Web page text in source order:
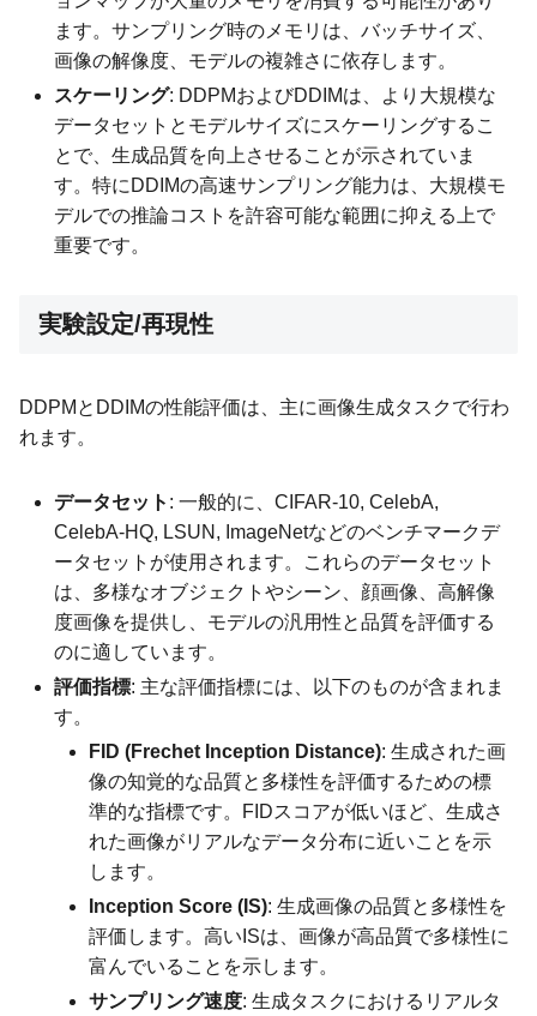
ます。サンプリング時のメモリは、バッチサイズ、
画像の解像度、モデルの複雑さに依存します。
スケーリング: DDPMおよびDDIMは、より大規模な
データセットとモデルサイズにスケーリングするこ
とで、生成品質を向上させることが示されていま
す。特にDDIMの高速サンプリング能力は、大規模モ
デルでの推論コストを許容可能な範囲に抑える上で
重要です。
実験設定/再現性
DDPMとDDIMの性能評価は、主に画像生成タスクで行わ
れます。
データセット : 一般的に、CIFAR-10, CelebA,
CelebA-HQ, LSUN, ImageNetなどのベンチマークデ
ータセットが使用されます。これらのデータセット
は、多様なオブジェクトやシーン、顔画像、高解像
度画像を提供し、モデルの汎用性と品質を評価する
のに適しています。
評価指標: 主な評価指標には、以下のものが含まれま
す。
FID (Frechet Inception Distance): 生成された画
像の知覚的な品質と多様性を評価するための標
準的な指標です。FIDスコアが低いほど、生成さ
れた画像がリアルなデータ分布に近いことを示
します。
Inception Score (IS): 生成画像の品質と多様性を
評価します。高いISは、画像が高品質で多様性に
富んでいることを示します。
サンプリング速度: 生成タスクにおけるリアルタ